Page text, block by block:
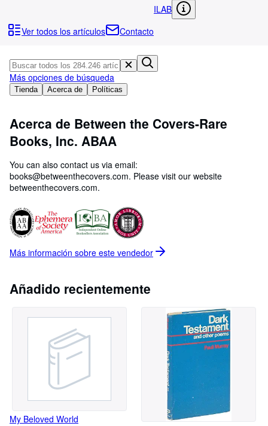
Comenzar a vender
CERRAR
ILAB
Ver todos los artículos
Contacto
Tienda Acerca de Políticas
Más opciones de búsqueda
Acerca de Between the Covers-Rare
Books, Inc. ABAA
You can also contact us via email:
books@betweenthecovers.com. Please visit our website
betweenthecovers.com.
Más información sobre este vendedor
Añadido recientemente
My Beloved World